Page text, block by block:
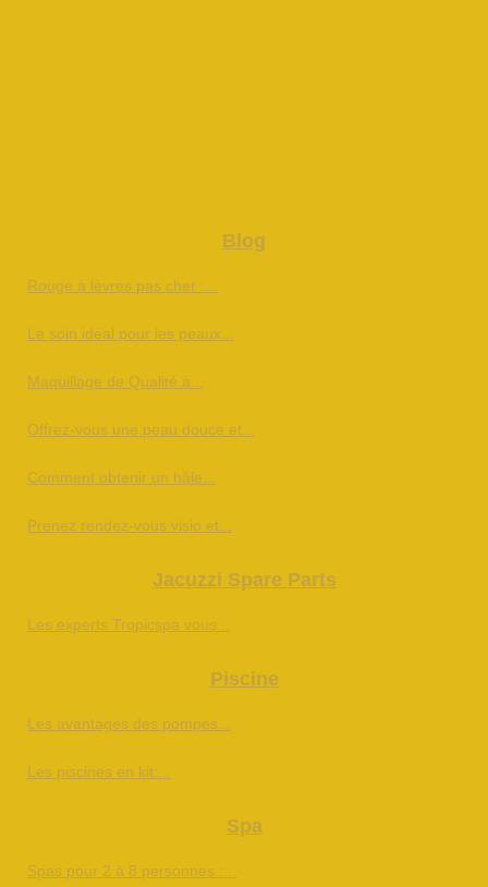
Blog
Rouge à lèvres pas cher :...
Le soin idéal pour les peaux...
Maquillage de Qualité à...
Offrez-vous une peau douce et...
Comment obtenir un hâle...
Prenez rendez-vous visio et...
Jacuzzi Spare Parts
Les experts Tropicspa vous...
Piscine
Les avantages des pompes...
Les piscines en kit:...
Spa
Spas pour 2 à 8 personnes :...